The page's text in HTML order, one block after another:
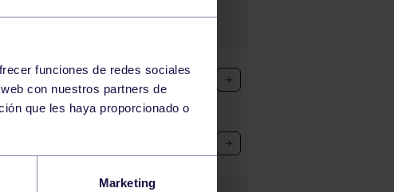
funciones de redes sociales
con nuestros partners de
que les haya proporcionado o
Marketing